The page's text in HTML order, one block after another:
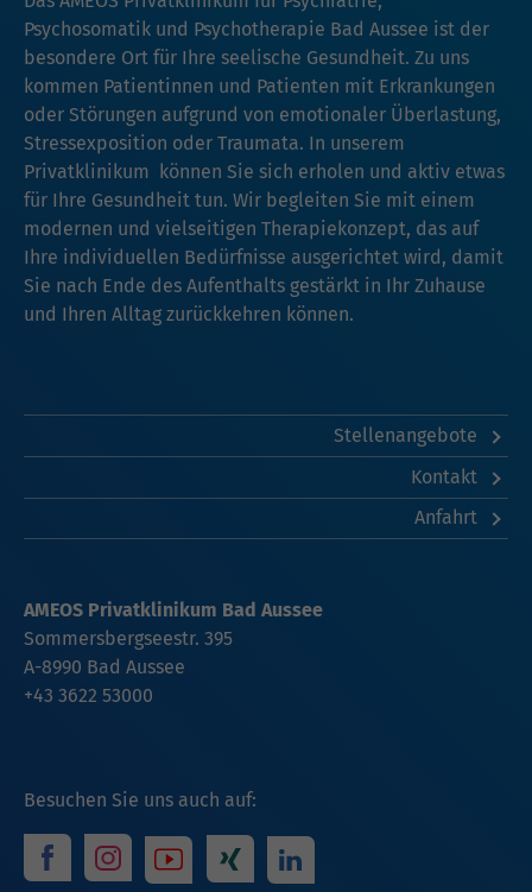
Psychosomatik und Psychotherapie Bad Aussee ist der
besondere Ort für Ihre seelische Gesundheit. Zu uns
kommen Patientinnen und Patienten mit Erkrankungen
oder Störungen aufgrund von emotionaler Überlastung,
Stressexposition oder Traumata. In unserem
Privatklinikum können Sie sich erholen und aktiv etwas
für Ihre Gesundheit tun. Wir begleiten Sie mit einem
modernen und vielseitigen Therapiekonzept, das auf
Ihre individuellen Bedürfnisse ausgerichtet wird, damit
Sie nach Ende des Aufenthalts gestärkt in Ihr Zuhause
und Ihren Alltag zurückkehren können.
Stellenangebote
Kontakt
Anfahrt
Besuchen Sie uns auch auf:
AMEOS Privatklinikum Bad Aussee
Sommersbergseestr. 395
A-8990 Bad Aussee
+43 3622 53000